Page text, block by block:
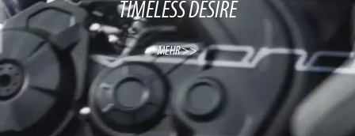
TIMELESS DESIRE
MEHR >>